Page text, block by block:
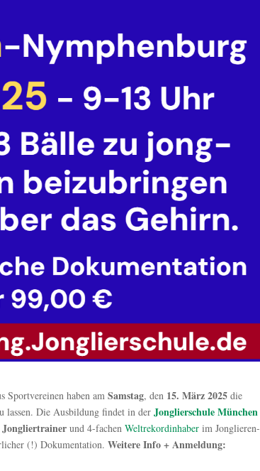
Sportvereinen haben amSamstag, den 15. März 2025 die
lassen. Die Ausbildung findet in derJonglierschule München
Jongliertrainer und 4-fachenWeltrekordinhaber im Jonglieren-
(!) Dokumentation.Weitere Info + Anmeldung: